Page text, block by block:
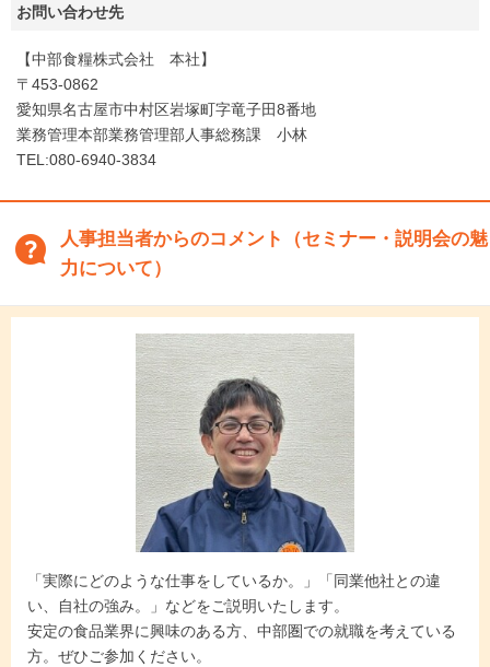
お問い合わせ先
【中部食糧株式会社 本社】
〒453-0862
愛知県名古屋市中村区岩塚町字竜子田8番地
業務管理本部業務管理部人事総務課 小林
TEL:080-6940-3834
人事担当者からのコメント（セミナー・説明会の魅
力について）
「実際にどのような仕事をしているか。」「同業他社との違
い、自社の強み。」などをご説明いたします。
安定の食品業界に興味のある方、中部圏での就職を考えている
方。ぜひご参加ください。